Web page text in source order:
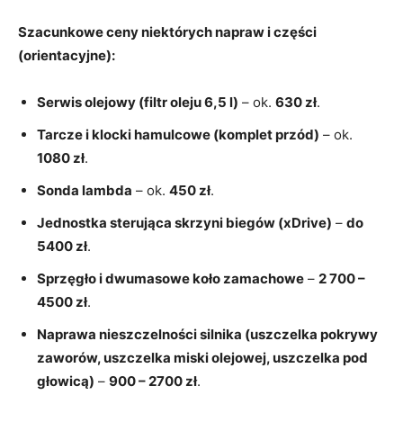
Szacunkowe ceny niektórych napraw i części
(orientacyjne):
Serwis olejowy (filtr oleju 6,5 l) – ok. 630 zł.
Tarcze i klocki hamulcowe (komplet przód) – ok.
1080 zł.
Sonda lambda – ok. 450 zł.
Jednostka sterująca skrzyni biegów (xDrive) – do
5400 zł.
Sprzęgło i dwumasowe koło zamachowe – 2 700 –
4500 zł.
Naprawa nieszczelności silnika (uszczelka pokrywy
zaworów, uszczelka miski olejowej, uszczelka pod
głowicą) – 900 – 2700 zł.